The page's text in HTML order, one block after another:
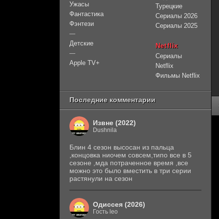
Ужасы
Фантастика
Фэнтези
—
Детские
—
Apple TV+
Турецкие
Сериалы 2026
Сериалы 2025
Netflix
Сериалы
Netflix
Фильмы Netflix
Последние комментарии
Извне (2022)
Dushnila
Блин 4 сезон высосан из пальца
,концовка ниочем совсем,типо все в 5
сезоне ,мда потраченное время ,все
можно это было вместить в три серии
растянули на сезон
Одиссея (2026)
Гость leo